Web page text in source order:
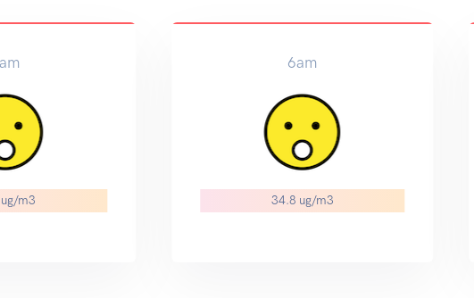
m3
6am
34.8 ug/m3